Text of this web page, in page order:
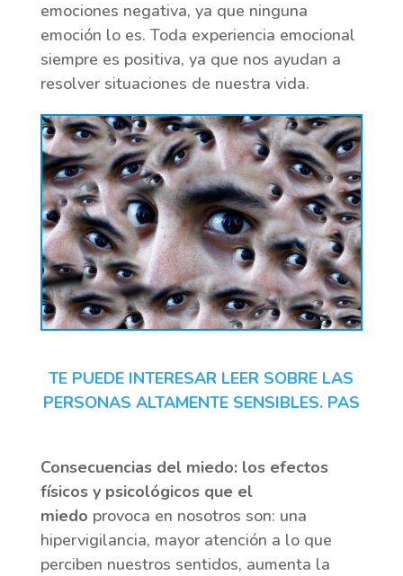
emociones negativa, ya que ninguna
emoción lo es. Toda experiencia emocional
siempre es positiva, ya que nos ayudan a
resolver situaciones de nuestra vida.
TE PUEDE INTERESAR LEER SOBRE LAS
PERSONAS ALTAMENTE SENSIBLES. PAS
Consecuencias del miedo: los efectos
físicos y psicológicos que el
miedo provoca en nosotros son: una
hipervigilancia, mayor atención a lo que
perciben nuestros sentidos, aumenta la